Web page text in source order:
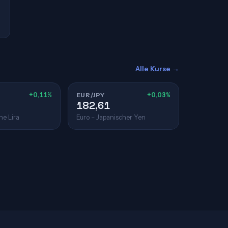
Alle Kurse →
+0,11%
Lira
EUR/JPY +0,03%
182,61
Euro – Japanischer Yen